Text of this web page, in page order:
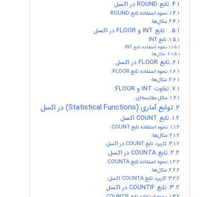
تابع ROUND در اکسل
نحوه استفاده تابع ROUND:
مثال‌ها:
تابع INT و FLOOR در اکسل
تابع INT
نحوه استفاده تابع INT:
مثال‌ها:
تابع FLOOR در اکسل
نحوه استفاده تابع FLOOR:
مثال‌ها:
تفاوت INT و FLOOR:
مثال مقایسه‌ای:
توابع آماری (Statistical Functions) در اکسل
تابع COUNT اکسل
نحوه استفاده تابع COUNT:
مثال‌ها:
کاربرد تابع COUNT در اکسل:
تابع COUNTA در اکسل
نحوه استفاده تابع COUNTA:
مثال‌ها:
کاربرد تابع COUNTA اکسل:
تابع COUNTIF در اکسل